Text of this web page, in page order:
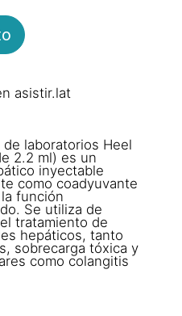
asistir.lat
laboratorios Heel
2.2 ml) es un
inyectable
como coadyuvante
función
Se utiliza de
tratamiento de
hepáticos, tanto
sobrecarga tóxica y
como colangitis